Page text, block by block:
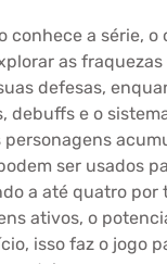
conhece a série, o
as
defesas,
debuffs e o
personagens
ser usados
a até quatro por
ativos, o
isso faz o jogo